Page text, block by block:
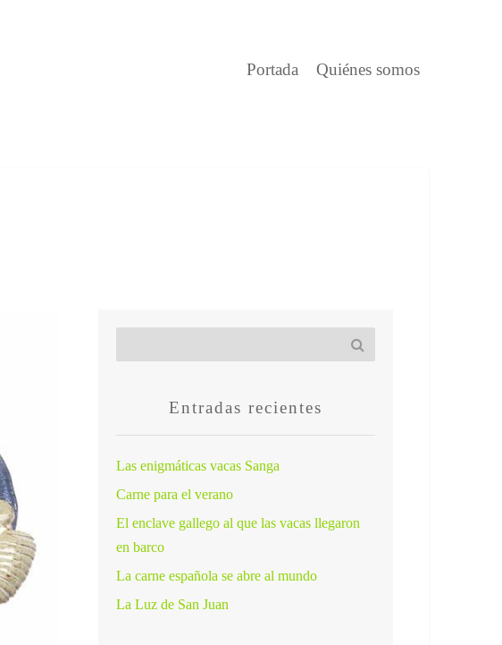
Portada Quiénes somos
Entradas recientes
Las enigmáticas vacas Sanga
Carne para el verano
El enclave gallego al que las vacas llegaron
en barco
La carne española se abre al mundo
La Luz de San Juan